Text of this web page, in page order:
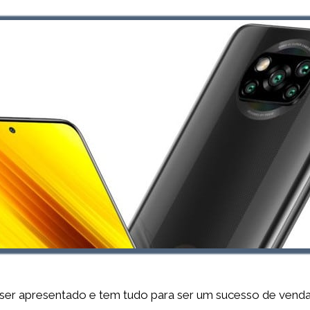
apresentado e tem tudo para ser um sucesso de